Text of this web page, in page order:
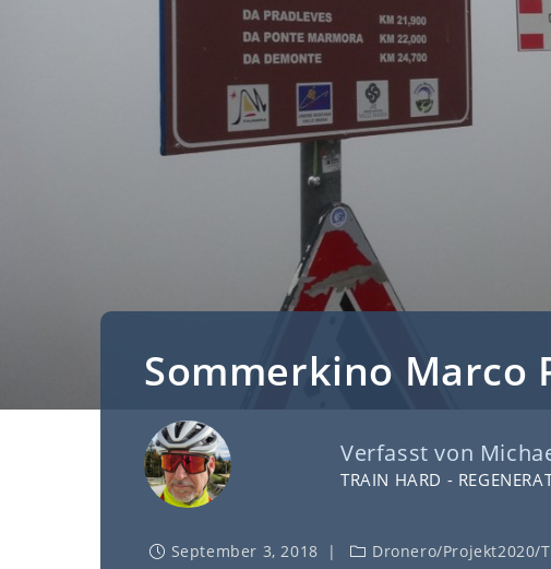
Sommerkino Marco
Verfasst von
TRAIN HARD -
September 3, 2018 Dronero/Projekt2020/